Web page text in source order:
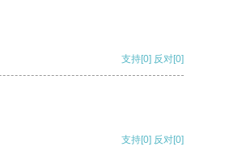
支持[0] 反对[0]
支持[0] 反对[0]